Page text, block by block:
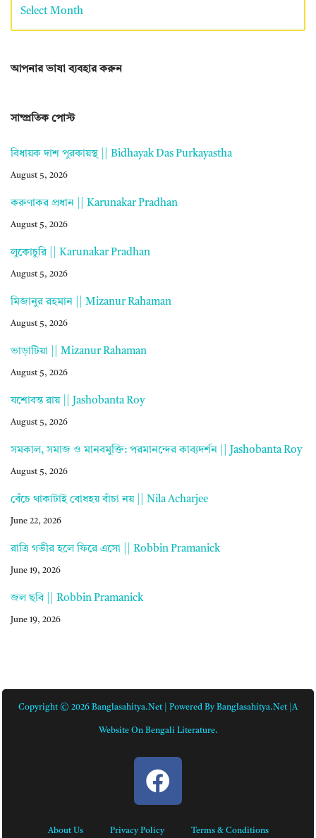
আপনার ভাষা ব্যবহার করুন
সাম্প্রতিক পোস্ট
বিধায়ক দাশ পুরকায়স্থ || Bidhayak Das Purkayastha
August 5, 2026
করুণাকর প্রধান || Karunakar Pradhan
August 5, 2026
লুকোচুরি || Karunakar Pradhan
August 5, 2026
মিজানুর রহমান || Mizanur Rahaman
August 5, 2026
ভাড়াটিয়া || Mizanur Rahaman
August 5, 2026
যশোবন্ত রায় || Jashobanta Roy
August 5, 2026
সমকাল, সমাজ ও মানবমুক্তি: পরমানন্দের কাব্যদর্শন || Jashobanta Roy
August 5, 2026
বেঁচে থাকাটাই বোধহয় বাঁচা নয় || Nila Acharjee
June 22, 2026
রাত্রি গভীর হলে ফিরে এসো || Robbin Pramanick
June 19, 2026
জল ছবি || Robbin Pramanick
June 19, 2026
Copyright © 2026 Banglasahitya.net | Powered By Banglasahitya.net |A
Website On Bengali Literature.
About Us Privacy Policy Terms & Conditions